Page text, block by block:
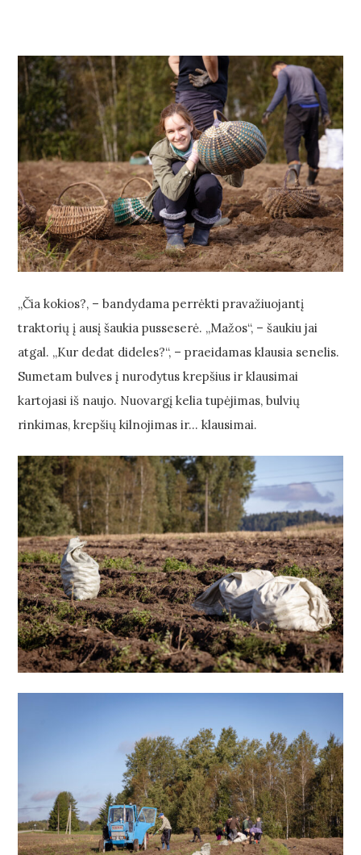
„Čia kokios?, – bandydama perrėkti pravažiuojantį
traktorių į ausį šaukia pusseserė. „Mažos“, – šaukiu jai
atgal. „Kur dedat dideles?“, – praeidamas klausia senelis.
Sumetam bulves į nurodytus krepšius ir klausimai
kartojasi iš naujo. Nuovargį kelia tupėjimas, bulvių
rinkimas, krepšių kilnojimas ir… klausimai.